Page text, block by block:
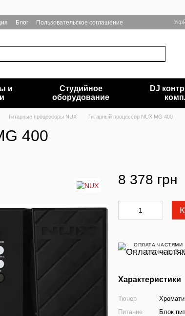
Блог Пользовательское соглашение Укр
и
Студийное
оборудование
DJ
Гитарные процессоры NUX Гитарный процессор NUX MG 400
400
8 378 грн
ОПЛАТА ЧАСТЯМИ
4 платежа по 2
Характеристики
Тюнер
Питание
Блок